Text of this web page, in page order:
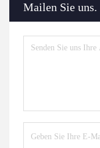
Mailen Sie uns.